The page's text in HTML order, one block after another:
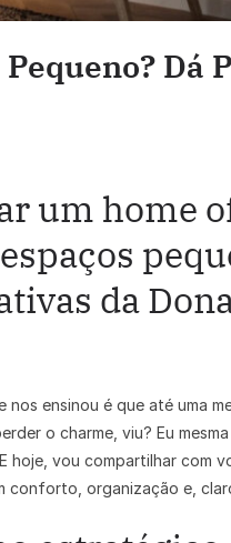
Dá
um home
da
ensinou é que até uma
o charme, viu? Eu
hoje, vou compartilhar com
conforto, organização e,